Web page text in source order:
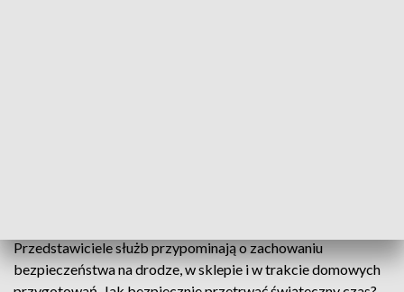
Przedstawiciele służb przypominają o zachowaniu
bezpieczeństwa na drodze, w sklepie i w trakcie domowych